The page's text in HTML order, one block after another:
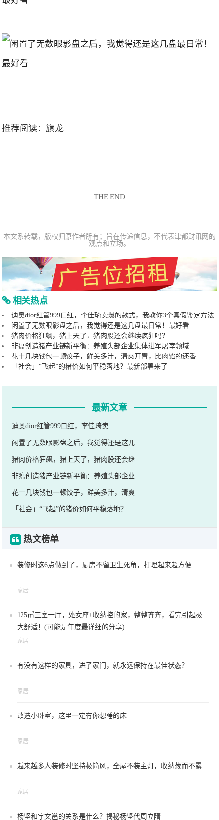
推荐阅读：旗龙
THE END
本文系转载，版权归原作者所有；旨在传递信息，不代表津都财讯网的
观点和立场。
相关热点
迪奥dior红管999口红，李佳琦卖爆的款式，我教你3个真假鉴定方法
闲置了无数眼影盘之后，我觉得还是这几盘最日常！最好看
猪肉价格狂飙，猪上天了，猪肉股还会继续疯狂吗？
非瘟创造猪产业链新平衡：养殖头部企业集体进军屠宰领域
花十几块钱包一顿饺子，鲜美多汁，清爽开胃，比肉馅的还香
「社会」“飞起”的猪价如何平稳落地？最新部署来了
最新文章
迪奥dior红管999口红，李佳琦卖
闲置了无数眼影盘之后，我觉得还是这几
猪肉价格狂飙，猪上天了，猪肉股还会继
非瘟创造猪产业链新平衡：养殖头部企业
花十几块钱包一顿饺子，鲜美多汁，清爽
「社会」“飞起”的猪价如何平稳落地？
热文榜单
装修时这6点做到了，厨房不留卫生死角，打理起来超方便
家居
125㎡三室一厅，处女座+收纳控的家，整整齐齐，看完引起极
大舒适！(可能是年度最详细的分享)
家居
有没有这样的家具，进了家门，就永远保持在最佳状态？
家居
改造小卧室，这里一定有你想睡的床
家居
越来越多人装修时坚持极简风，全屋不装主灯，收纳藏而不露
家居
杨坚和宇文邕的关系是什么？揭秘杨坚代周立隋